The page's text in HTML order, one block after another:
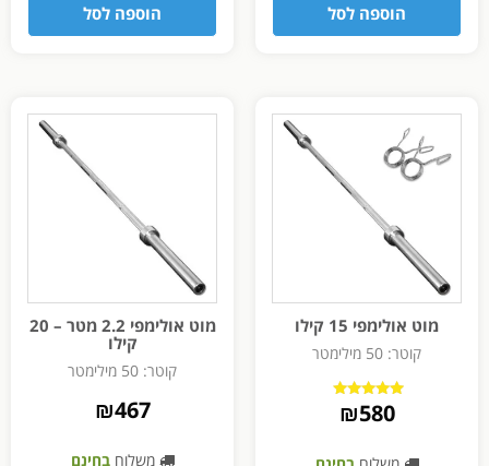
הוספה לסל הוספה לסל
מוט אולימפי 15 קילו
קוטר: 50 מילימטר
דורג
5.00
₪580
מוט אולימפי 2.2 מטר – 20
קילו
קוטר: 50 מילימטר
₪467
משלוחבחינם